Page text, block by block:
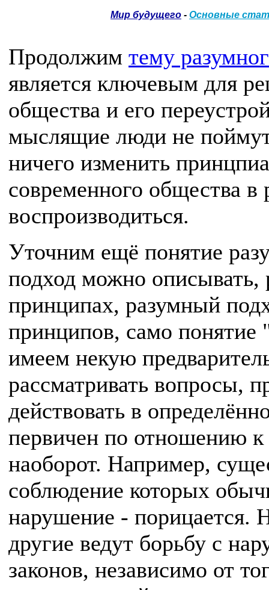
Мир будущего - Основные
Продолжим тему
является ключевым для
общества и его
мыслящие люди не
ничего изменить
современного общества
воспроизводиться.
Уточним ещё понятие
подход можно описывать,
принципах, разумный
принципов, само понятие
имеем некую
рассматривать вопросы,
действовать в
первичен по отношению
наоборот. Например,
соблюдение которых
нарушение - порицается.
другие ведут борьбу с
законов, независимо от